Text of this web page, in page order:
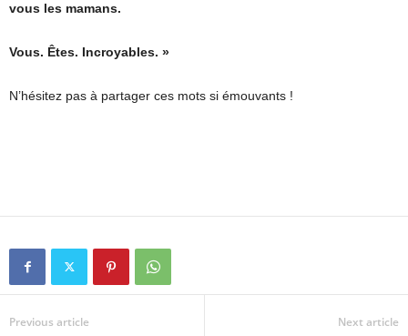
vous les mamans.
Vous. Êtes. Incroyables. »
N’hésitez pas à partager ces mots si émouvants !
Previous article Next article